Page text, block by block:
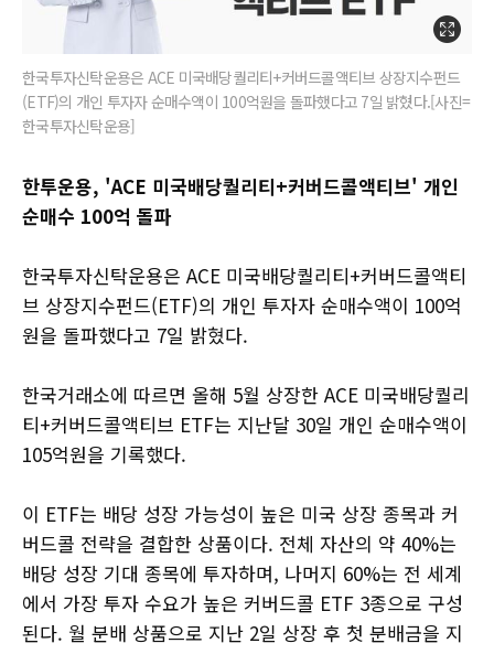
한국투자신탁운용은 ACE 미국배당퀄리티+커버드콜액티브 상장지수펀드
(ETF)의 개인 투자자 순매수액이 100억원을 돌파했다고 7일 밝혔다.[사진=
한국투자신탁운용]
한투운용, 'ACE 미국배당퀄리티+커버드콜액티브' 개인
순매수 100억 돌파
한국투자신탁운용은 ACE 미국배당퀄리티+커버드콜액티
브 상장지수펀드(ETF)의 개인 투자자 순매수액이 100억
원을 돌파했다고 7일 밝혔다.
한국거래소에 따르면 올해 5월 상장한 ACE 미국배당퀄리
티+커버드콜액티브 ETF는 지난달 30일 개인 순매수액이
105억원을 기록했다.
이 ETF는 배당 성장 가능성이 높은 미국 상장 종목과 커
버드콜 전략을 결합한 상품이다. 전체 자산의 약 40%는
배당 성장 기대 종목에 투자하며, 나머지 60%는 전 세계
에서 가장 투자 수요가 높은 커버드콜 ETF 3종으로 구성
된다. 월 분배 상품으로 지난 2일 상장 후 첫 분배금을 지